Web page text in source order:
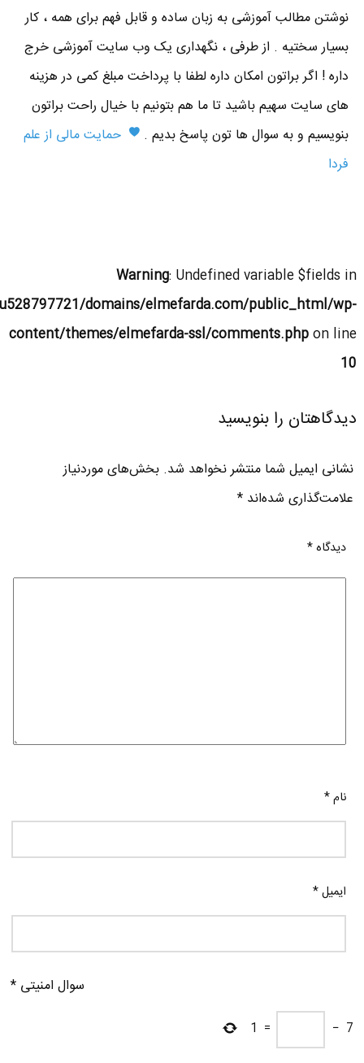
نوشتن مطالب آموزشی به زبان ساده و قابل فهم برای همه ، کار
بسیار سختیه . از طرفی ، نگهداری یک وب سایت آموزشی خرج
داره ! اگر براتون امکان داره لطفا با پرداخت مبلغ کمی در هزینه
های سایت سهیم باشید تا ما هم بتونیم با خیال راحت براتون
بنویسیم و به سوال ها تون پاسخ بدیم .
حمایت مالی از علم
فردا
Warning: Undefined variable $fields in
domains/elmefarda.com/public_html/wp-
content/themes/elmefarda-ssl/comments.phpon line
10
دیدگاهتان را بنویسید
نشانی ایمیل شما منتشر نخواهد شد. بخش‌های موردنیاز
علامت‌گذاری شده‌اند*
دیدگاه*
نام*
ایمیل*
سوال امنیتی *
7
−
=
1